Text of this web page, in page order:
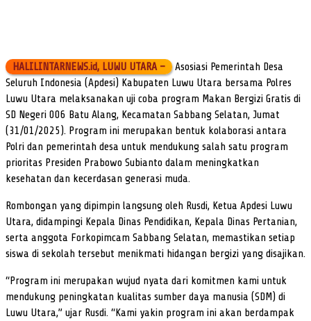
HALILINTARNEWS.id, LUWU UTARA – Asosiasi Pemerintah Desa
Seluruh Indonesia (Apdesi) Kabupaten Luwu Utara bersama Polres
Luwu Utara melaksanakan uji coba program Makan Bergizi Gratis di
SD Negeri 006 Batu Alang, Kecamatan Sabbang Selatan, Jumat
(31/01/2025). Program ini merupakan bentuk kolaborasi antara
Polri dan pemerintah desa untuk mendukung salah satu program
prioritas Presiden Prabowo Subianto dalam meningkatkan
kesehatan dan kecerdasan generasi muda.
Rombongan yang dipimpin langsung oleh Rusdi, Ketua Apdesi Luwu
Utara, didampingi Kepala Dinas Pendidikan, Kepala Dinas Pertanian,
serta anggota Forkopimcam Sabbang Selatan, memastikan setiap
siswa di sekolah tersebut menikmati hidangan bergizi yang disajikan.
“Program ini merupakan wujud nyata dari komitmen kami untuk
mendukung peningkatan kualitas sumber daya manusia (SDM) di
Luwu Utara,” ujar Rusdi. “Kami yakin program ini akan berdampak